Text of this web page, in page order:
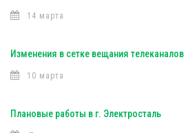
14 марта
Изменения в сетке вещания телеканалов
10 марта
Плановые работы в г. Электросталь